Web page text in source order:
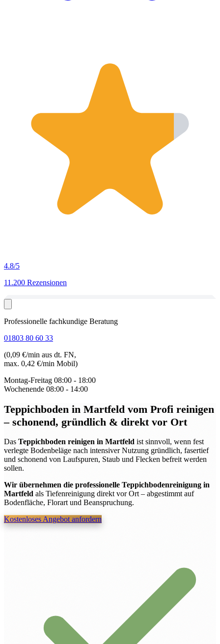
4.8/5
11.200 Rezensionen
Professionelle fachkundige Beratung
01803 80 60 33
(0,09 €/min aus dt. FN,
max. 0,42 €/min Mobil)
Montag-Freitag 08:00 - 18:00
Wochenende 08:00 - 14:00
Teppichboden in Martfeld vom Profi reinigen
– schonend, gründlich & direkt vor Ort
Das Teppichboden reinigen in Martfeld ist sinnvoll, wenn fest
verlegte Bodenbeläge nach intensiver Nutzung gründlich, fasertief
und schonend von Laufspuren, Staub und Flecken befreit werden
sollen.
Wir übernehmen die professionelle Teppichbodenreinigung in
Martfeld als Tiefenreinigung direkt vor Ort – abgestimmt auf
Bodenfläche, Florart und Beanspruchung.
Kostenloses Angebot anfordern